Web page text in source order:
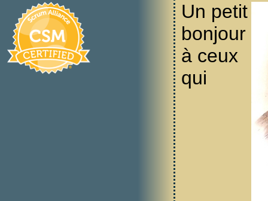
Un petit
bonjour
à ceux
qui